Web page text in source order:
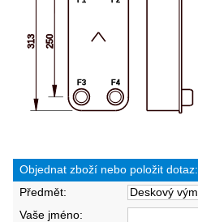
Objednat zboží nebo položit dotaz:
Předmět:
Vaše jméno: